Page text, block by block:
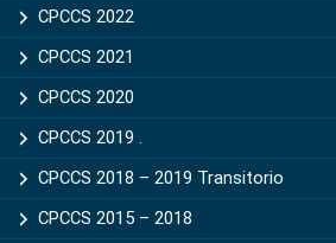
CPCCS 2022
CPCCS 2021
CPCCS 2020
CPCCS 2019 .
CPCCS 2018 – 2019 Transitorio
CPCCS 2015 – 2018